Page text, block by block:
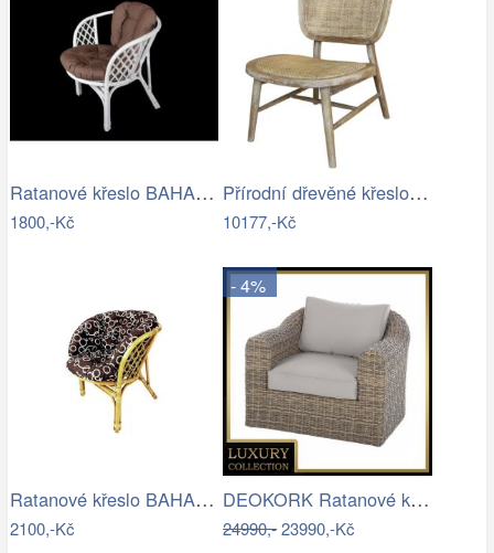
Ratanové křeslo BAHAMA - bílý ratan
1800,-Kč
Přírodní dřevěné křeslo s výpletem…
10177,-Kč
Ratanové křeslo BAHAMA světlé - XL…
2100,-Kč
- 4%
DEOKORK Ratanové křeslo BORNEO LUXURY …
24990,-23990,-Kč